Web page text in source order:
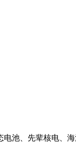
、先辈核电、